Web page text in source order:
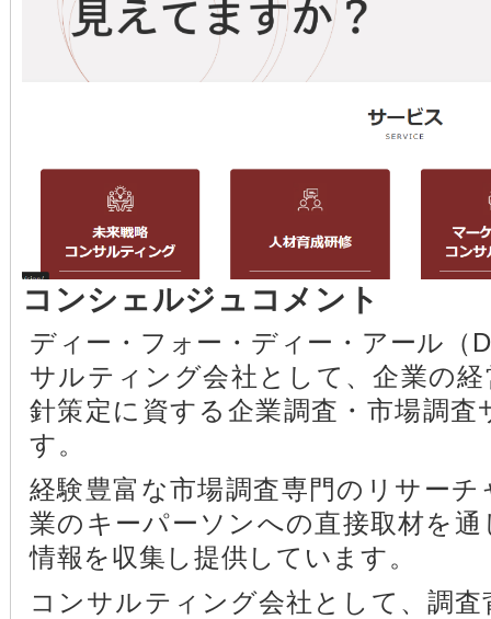
コンシェルジュコメント
ディー・フォー・ディー・アール（
サルティング会社として、企業の
針策定に資する企業調査・市場調
す。
経験豊富な市場調査専門のリサー
業のキーパーソンへの直接取材を
情報を収集し提供しています。
コンサルティング会社として、調